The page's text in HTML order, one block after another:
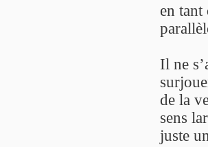
en
Il ne
de la
sens
juste